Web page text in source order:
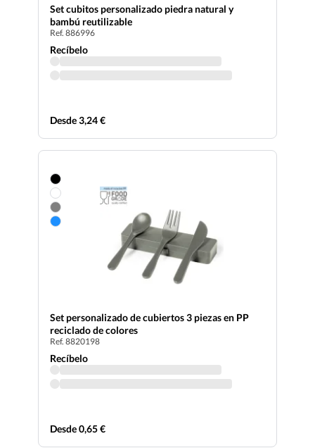
Set cubitos personalizado piedra natural y
bambú reutilizable
Ref. 886996
Recíbelo
Desde 3,24 €
Set personalizado de cubiertos 3 piezas en PP
reciclado de colores
Ref. 8820198
Recíbelo
Desde 0,65 €